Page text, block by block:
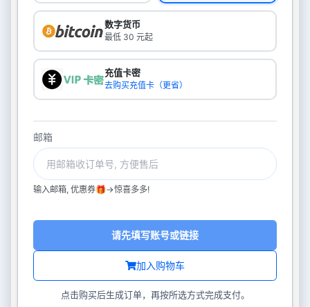
数字货币
最低 30 元起
充值卡密
去购买充值卡（更省）
邮箱
输入邮箱, 优惠券🎁->惊喜多多!
加入购物车
请先填写账号或链接
点击购买后生成订单，再按所选方式完成支付。